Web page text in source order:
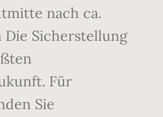
nach ca.
Sicherstellung
Für
Sie